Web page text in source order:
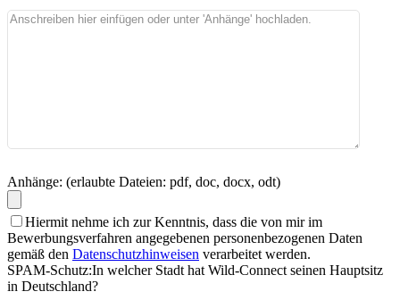
Anhänge: (erlaubte Dateien: pdf, doc, docx, odt)
Hiermit nehme ich zur Kenntnis, dass die von mir im
Bewerbungsverfahren angegebenen personenbezogenen Daten
gemäß den Datenschutzhinweisen verarbeitet werden.
SPAM-Schutz:In welcher Stadt hat Wild-Connect seinen Hauptsitz
in Deutschland?